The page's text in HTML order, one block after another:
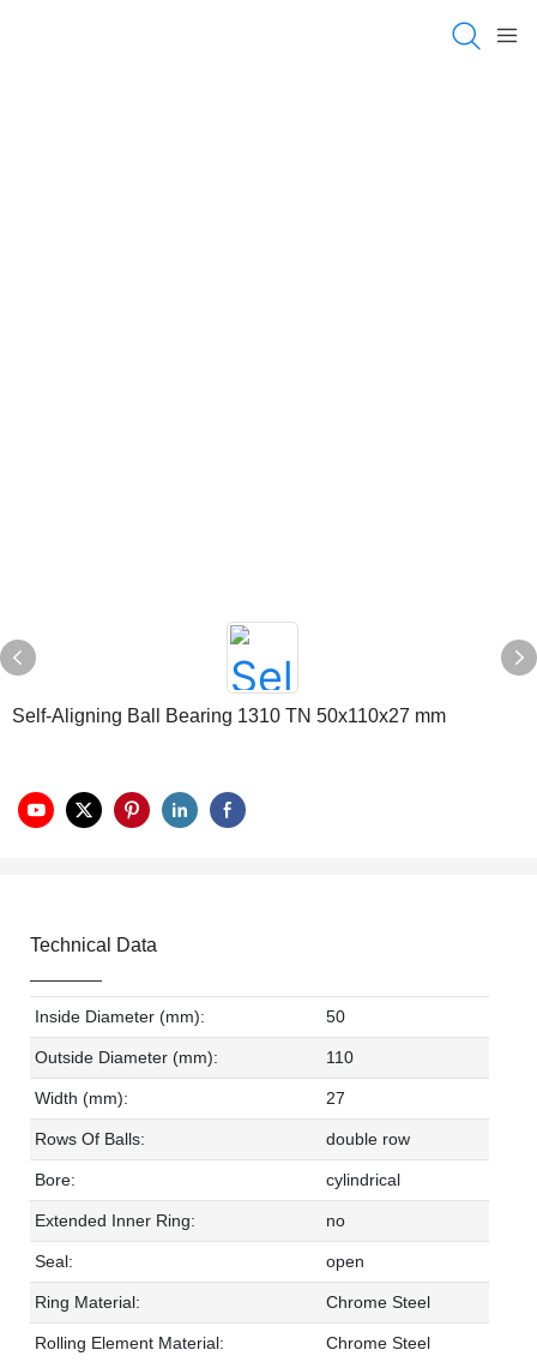
Self-Aligning Ball Bearing 1310 TN 50x110x27 mm
Technical Data
Inside Diameter (mm): 50
Outside Diameter (mm): 110
Width (mm): 27
Rows Of Balls: double row
Bore: cylindrical
Extended Inner Ring: no
Seal: open
Ring Material: Chrome Steel
Rolling Element Material: Chrome Steel